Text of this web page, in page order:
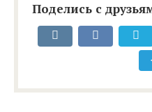
Поделись с